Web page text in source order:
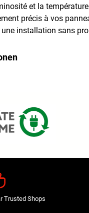
et la
précis à vos
installation sans
Trusted Shops